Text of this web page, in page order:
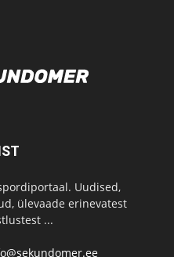
Uudised,
ülevaade erinevatest
...